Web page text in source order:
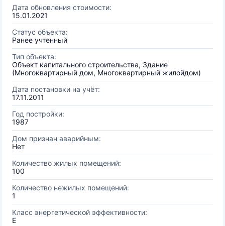
Дата обновления стоимости:
15.01.2021
Статус объекта:
Ранее учтенный
Тип объекта:
Объект капитального строительства, Здание
(Многоквартирный дом, Многоквартирный жилойдом)
Дата постановки на учёт:
17.11.2011
Год постройки:
1987
Дом признан аварийным:
Нет
Количество жилых помещений:
100
Количество нежилых помещений:
1
Класс энергетической эффективности:
E